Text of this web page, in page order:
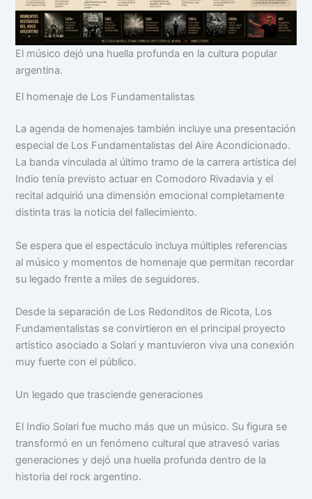
El músico dejó una huella profunda en la cultura popular
argentina.
El homenaje de Los Fundamentalistas
La agenda de homenajes también incluye una presentación
especial de Los Fundamentalistas del Aire Acondicionado.
La banda vinculada al último tramo de la carrera artística del
Indio tenía previsto actuar en Comodoro Rivadavia y el
recital adquirió una dimensión emocional completamente
distinta tras la noticia del fallecimiento.
Se espera que el espectáculo incluya múltiples referencias
al músico y momentos de homenaje que permitan recordar
su legado frente a miles de seguidores.
Desde la separación de Los Redonditos de Ricota, Los
Fundamentalistas se convirtieron en el principal proyecto
artístico asociado a Solari y mantuvieron viva una conexión
muy fuerte con el público.
Un legado que trasciende generaciones
El Indio Solari fue mucho más que un músico. Su figura se
transformó en un fenómeno cultural que atravesó varias
generaciones y dejó una huella profunda dentro de la
historia del rock argentino.